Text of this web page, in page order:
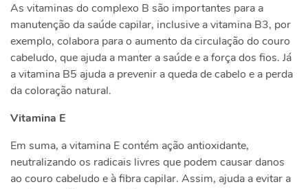
As vitaminas do complexo B são importantes para a
manutenção da saúde capilar, inclusive a vitamina B3, por
exemplo, colabora para o aumento da circulação do couro
cabeludo, que ajuda a manter a saúde e a força dos fios. Já
a vitamina B5 ajuda a prevenir a queda de cabelo e a perda
da coloração natural.
Vitamina E
Em suma, a vitamina E contém ação antioxidante,
neutralizando os radicais livres que podem causar danos
ao couro cabeludo e à fibra capilar. Assim, ajuda a evitar a